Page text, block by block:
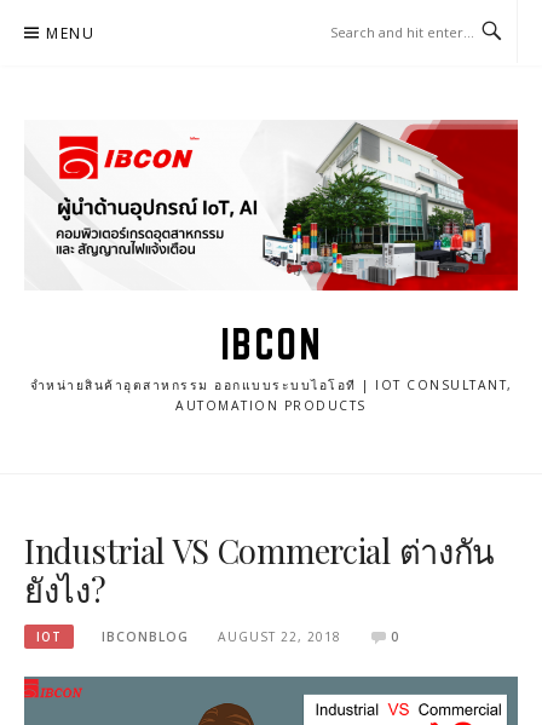
MENU
IBCON
จำหน่ายสินค้าอุตสาหกรรม ออกแบบระบบไอโอที | IOT CONSULTANT,
AUTOMATION PRODUCTS
Industrial VS Commercial ต่างกัน
ยังไง?
IOT IBCONBLOG AUGUST 22, 2018 0